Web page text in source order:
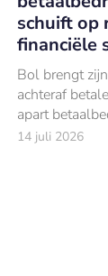
schuift op
financiële
Bol brengt
achteraf
apart
Services.
14 juli 2026